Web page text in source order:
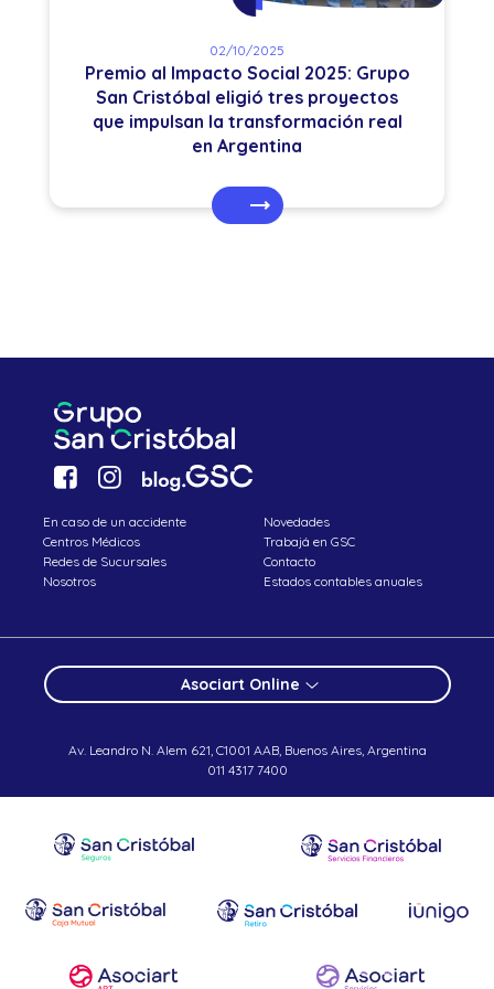
02/10/2025
Premio al Impacto Social 2025: Grupo
San Cristóbal eligió tres proyectos
que impulsan la transformación real
en Argentina
En caso de un accidente
Centros Médicos
Redes de Sucursales
Nosotros
Novedades
Trabajá en GSC
Contacto
Estados contables anuales
Asociart Online
Av. Leandro N. Alem 621, C1001 AAB, Buenos Aires, Argentina
011 4317 7400